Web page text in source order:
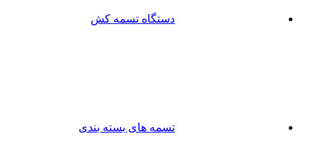
دستگاه تسمه کش
تسمه های بسته بندی